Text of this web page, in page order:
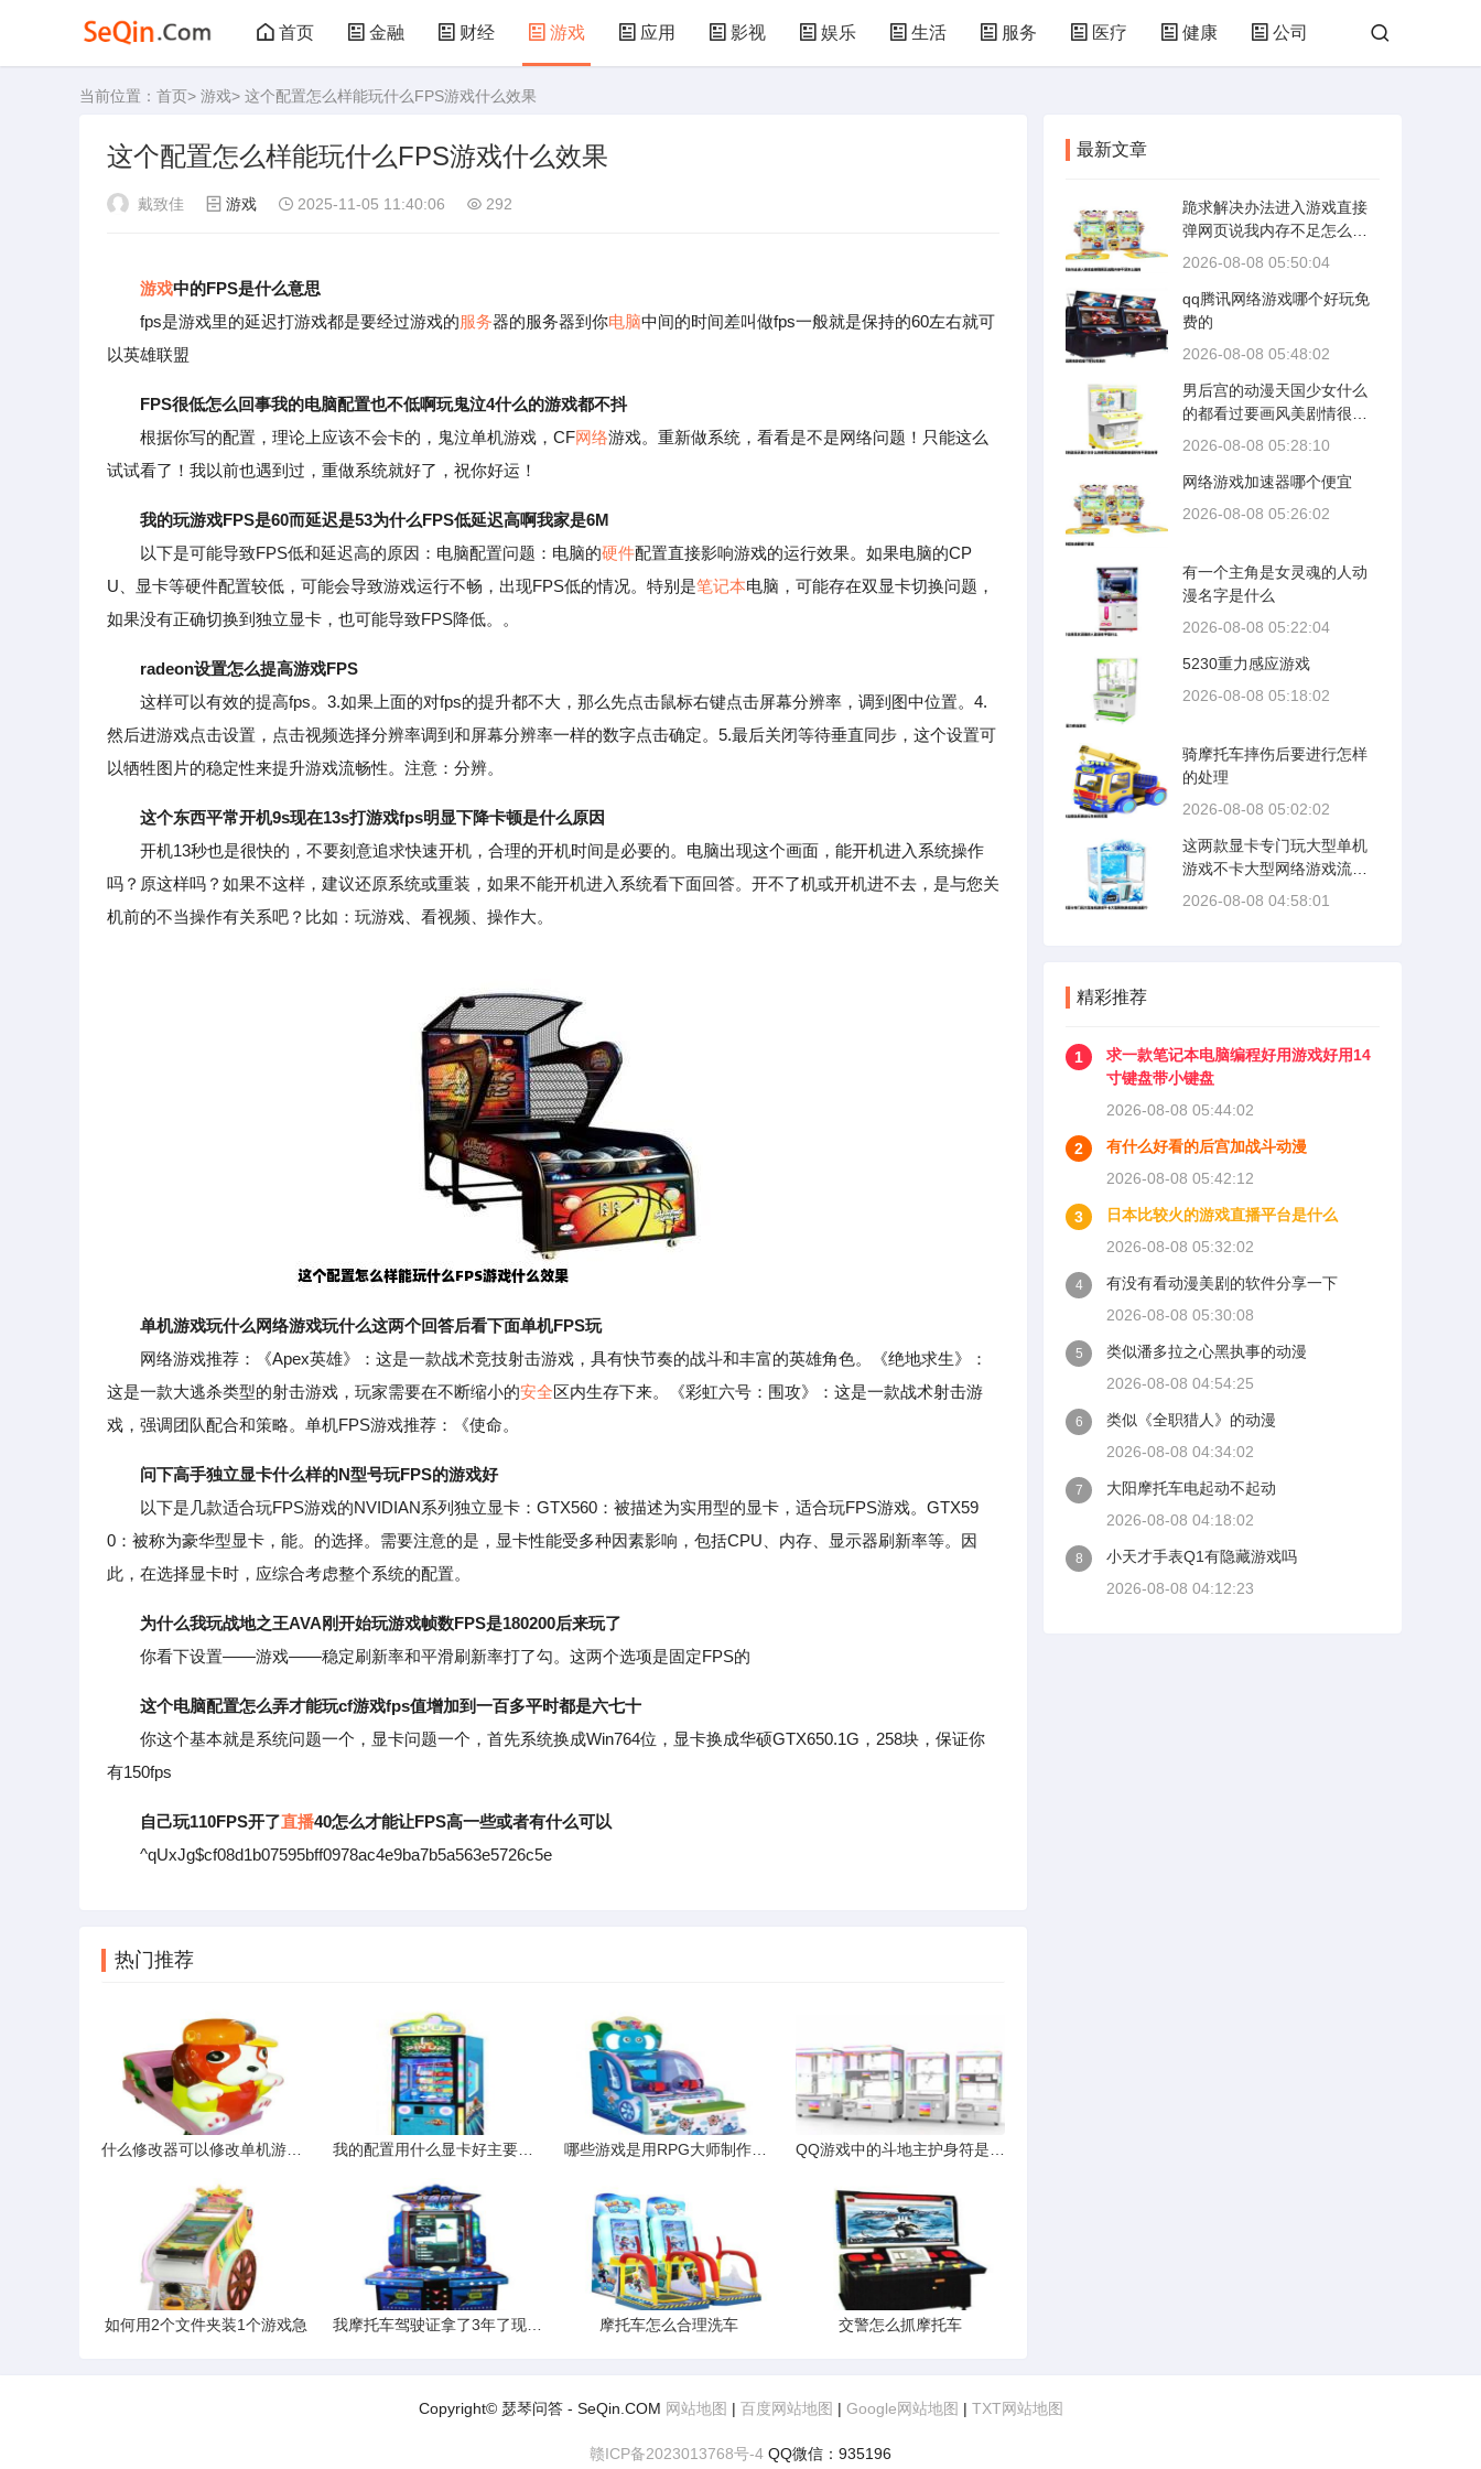
首页 金融 财经 游戏 应用 影视 娱乐 生活 服务 医疗 健康 公司
管理 文学 艺术
败家 厨房 美食 仪器
当前位置： 首页> 游戏> 这个配置怎么样能玩什么FPS游戏什么效果
这个配置怎么样能玩什么FPS游戏什么效果
戴致佳 游戏 2025-11-05 11:40:06 292
游戏中的FPS是什么意思
fps是游戏里的延迟打游戏都是要经过游戏的服务器的服务器到你电脑中间的时间差叫做fps一般就是保持的60左右就可
以英雄联盟
FPS很低怎么回事我的电脑配置也不低啊玩鬼泣4什么的游戏都不抖
根据你写的配置，理论上应该不会卡的，鬼泣单机游戏，CF网络游戏。重新做系统，看看是不是网络问题！只能这么
试试看了！我以前也遇到过，重做系统就好了，祝你好运！
我的玩游戏FPS是60而延迟是53为什么FPS低延迟高啊我家是6M
以下是可能导致FPS低和延迟高的原因：电脑配置问题：电脑的硬件配置直接影响游戏的运行效果。如果电脑的CP
U、显卡等硬件配置较低，可能会导致游戏运行不畅，出现FPS低的情况。特别是笔记本电脑，可能存在双显卡切换问题，
如果没有正确切换到独立显卡，也可能导致FPS降低。。
radeon设置怎么提高游戏FPS
这样可以有效的提高fps。3.如果上面的对fps的提升都不大，那么先点击鼠标右键点击屏幕分辨率，调到图中位置。4.
然后进游戏点击设置，点击视频选择分辨率调到和屏幕分辨率一样的数字点击确定。5.最后关闭等待垂直同步，这个设置可
以牺牲图片的稳定性来提升游戏流畅性。注意：分辨。
这个东西平常开机9s现在13s打游戏fps明显下降卡顿是什么原因
开机13秒也是很快的，不要刻意追求快速开机，合理的开机时间是必要的。电脑出现这个画面，能开机进入系统操作
吗？原这样吗？如果不这样，建议还原系统或重装，如果不能开机进入系统看下面回答。开不了机或开机进不去，是与您关
机前的不当操作有关系吧？比如：玩游戏、看视频、操作大。
单机游戏玩什么网络游戏玩什么这两个回答后看下面单机FPS玩
网络游戏推荐：《Apex英雄》：这是一款战术竞技射击游戏，具有快节奏的战斗和丰富的英雄角色。《绝地求生》：
这是一款大逃杀类型的射击游戏，玩家需要在不断缩小的安全区内生存下来。《彩虹六号：围攻》：这是一款战术射击游
戏，强调团队配合和策略。单机FPS游戏推荐：《使命。
问下高手独立显卡什么样的N型号玩FPS的游戏好
以下是几款适合玩FPS游戏的NVIDIAN系列独立显卡：GTX560：被描述为实用型的显卡，适合玩FPS游戏。GTX59
0：被称为豪华型显卡，能。的选择。需要注意的是，显卡性能受多种因素影响，包括CPU、内存、显示器刷新率等。因
此，在选择显卡时，应综合考虑整个系统的配置。
为什么我玩战地之王AVA刚开始玩游戏帧数FPS是180200后来玩了
你看下设置——游戏——稳定刷新率和平滑刷新率打了勾。这两个选项是固定FPS的
这个电脑配置怎么弄才能玩cf游戏fps值增加到一百多平时都是六七十
你这个基本就是系统问题一个，显卡问题一个，首先系统换成Win764位，显卡换成华硕GTX650.1G，258块，保证你
有150fps
自己玩110FPS开了直播40怎么才能让FPS高一些或者有什么可以
^qUxJg$cf08d1b07595bff0978ac4e9ba7b5a563e5726c5e
热门推荐
如何用2个文件夹装1个游戏急 摩托车怎么合理洗车 交警怎么抓摩托车
最新文章
跪求解决办法进入游戏直接
弹网页说我内存不足怎么搞
的
2026-08-08 05:50:04
qq腾讯网络游戏哪个好玩免
费的
2026-08-08 05:48:02
男后宫的动漫天国少女什么
的都看过要画风美剧情很好
的不要金色琴
2026-08-08 05:28:10
网络游戏加速器哪个便宜
2026-08-08 05:26:02
有一个主角是女灵魂的人动
漫名字是什么
2026-08-08 05:22:04
5230重力感应游戏
2026-08-08 05:18:02
骑摩托车摔伤后要进行怎样
的处理
2026-08-08 05:02:02
这两款显卡专门玩大型单机
游戏不卡大型网络游戏流畅
选那个
2026-08-08 04:58:01
精彩推荐
1
求一款笔记本电脑编程好用游戏好用14
寸键盘带小键盘
2026-08-08 05:44:02
2
有什么好看的后宫加战斗动漫
2026-08-08 05:42:12
3
日本比较火的游戏直播平台是什么
2026-08-08 05:32:02
4
有没有看动漫美剧的软件分享一下
2026-08-08 05:30:08
5
类似潘多拉之心黑执事的动漫
2026-08-08 04:54:25
6
类似《全职猎人》的动漫
2026-08-08 04:34:02
7
大阳摩托车电起动不起动
2026-08-08 04:18:02
8
小天才手表Q1有隐藏游戏吗
2026-08-08 04:12:23
Copyright© 瑟琴问答 - SeQin.COM 网站地图 | 百度网站地图 | Google网站地图 | TXT网站地图
赣ICP备2023013768号-4 QQ微信：935196